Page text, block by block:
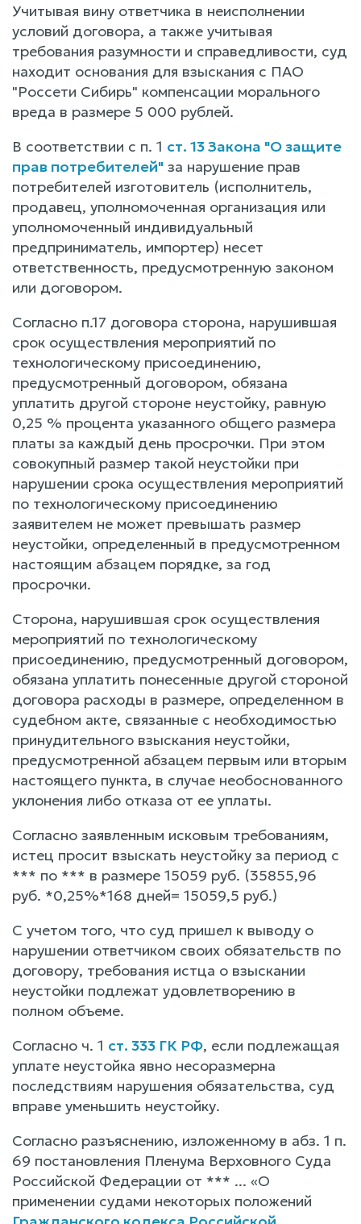
Учитывая вину ответчика в неисполнении
условий договора, а также учитывая
требования разумности и справедливости, суд
находит основания для взыскания с ПАО
"Россети Сибирь" компенсации морального
вреда в размере 5 000 рублей.
В соответствии с п. 1 ст. 13 Закона "О защите
прав потребителей" за нарушение прав
потребителей изготовитель (исполнитель,
продавец, уполномоченная организация или
уполномоченный индивидуальный
предприниматель, импортер) несет
ответственность, предусмотренную законом
или договором.
Согласно п.17 договора сторона, нарушившая
срок осуществления мероприятий по
технологическому присоединению,
предусмотренный договором, обязана
уплатить другой стороне неустойку, равную
0,25 % процента указанного общего размера
платы за каждый день просрочки. При этом
совокупный размер такой неустойки при
нарушении срока осуществления мероприятий
по технологическому присоединению
заявителем не может превышать размер
неустойки, определенный в предусмотренном
настоящим абзацем порядке, за год
просрочки.
Сторона, нарушившая срок осуществления
мероприятий по технологическому
присоединению, предусмотренный договором,
обязана уплатить понесенные другой стороной
договора расходы в размере, определенном в
судебном акте, связанные с необходимостью
принудительного взыскания неустойки,
предусмотренной абзацем первым или вторым
настоящего пункта, в случае необоснованного
уклонения либо отказа от ее уплаты.
Согласно заявленным исковым требованиям,
истец просит взыскать неустойку за период с
*** по *** в размере 15059 руб. (35855,96
руб. *0,25%*168 дней= 15059,5 руб.)
С учетом того, что суд пришел к выводу о
нарушении ответчиком своих обязательств по
договору, требования истца о взыскании
неустойки подлежат удовлетворению в
полном объеме.
Согласно ч. 1 ст. 333 ГК РФ, если подлежащая
уплате неустойка явно несоразмерна
последствиям нарушения обязательства, суд
вправе уменьшить неустойку.
Согласно разъяснению, изложенному в абз. 1 п.
69 постановления Пленума Верховного Суда
Российской Федерации от *** ... «О
применении судами некоторых положений